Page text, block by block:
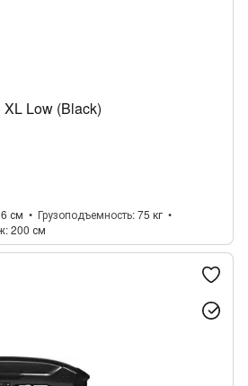
Low (Black)
см Грузоподъемность 75 кг
200 см